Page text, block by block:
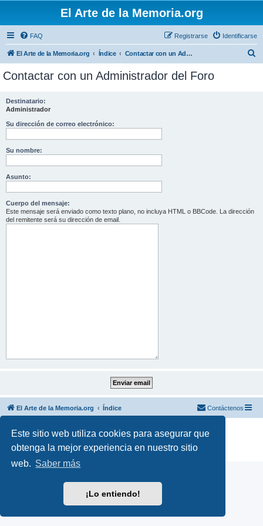
Este sitio web utiliza cookies para asegurar que
obtenga la mejor experiencia en nuestro sitio
web. Saber más
¡Lo entiendo!
El Arte de la Memoria.org
FAQ Identificarse
Registrarse
El Arte de la Memoria.org Índice Contactar con un Administrador del Foro
Contactar con un Administrador del Foro
Destinatario:
Administrador
Su dirección de correo electrónico:
Su nombre:
Asunto:
Cuerpo del mensaje:
Este mensaje será enviado como texto plano, no incluya HTML o BBCode. La dirección
del remitente será su dirección de email.
El Arte de la Memoria.org Índice Contáctenos
Desarrollado por phpBB ® Forum Software © phpBB Limited
Traducción al español por
phpBB España
Privacidad|Condiciones